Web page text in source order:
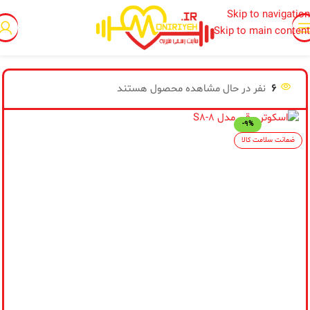
Skip to navigation
Skip to main content
/
6 نفر در حال مشاهده محصول هستند
-9%
ضمانت سلامت کالا